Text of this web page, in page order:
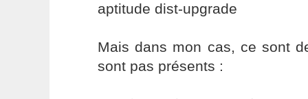
aptitude dist-upgrade
Mais dans mon cas, ce sont
sont pas présents :